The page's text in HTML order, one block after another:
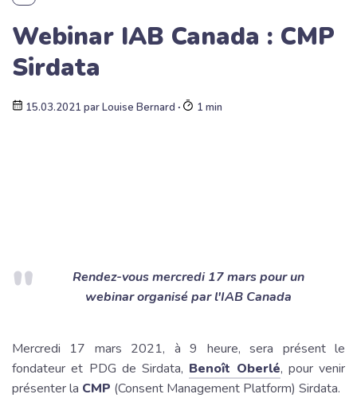
Webinar IAB Canada : CMP
Sirdata
15.03.2021 parLouise Bernard ∙ 1 min
Rendez-vous mercredi 17 mars pour un
webinar organisé par l'IAB Canada
Mercredi 17 mars 2021, à 9 heure, sera présent le
fondateur et PDG de Sirdata, Benoît Oberlé, pour venir
présenter la CMP (Consent Management Platform) Sirdata.